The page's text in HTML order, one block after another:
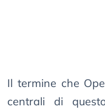
Il termine che
centrali di